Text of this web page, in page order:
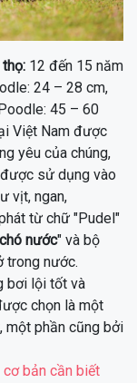
12 đến 15 năm
24 – 28 cm,
45 – 60
Việt Nam được
yêu của chúng,
sử dụng vào
vịt, ngan,
từ chữ "Pudel"
chó nước" và bộ
trong nước.
bơi lội tốt và
chọn là một
một phần cũng bởi
cơ bản cần biết